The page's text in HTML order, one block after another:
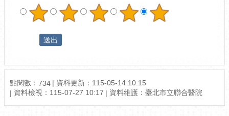
點閱數： 734
資料更新：115-05-14 10:15
資料檢視：115-07-27 10:17
資料維護：臺北市立聯合醫院